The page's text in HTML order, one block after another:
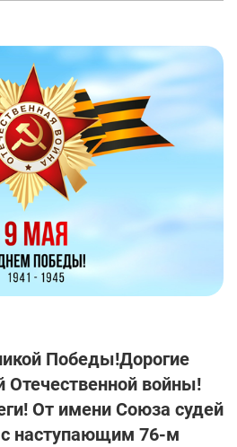
Победы!Дорогие
Отечественной войны!
От имени Союза судей
наступающим 76-м